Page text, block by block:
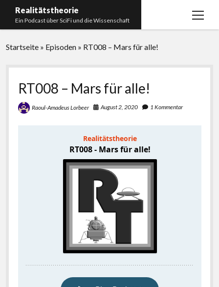
Realitätstheorie
Ein Podcast über SciFi und die Wissenschaft
Menü
Startseite
Impressum
Unser Podcastmanufaktur
Startseite » Episoden » RT008 – Mars für alle!
RT008 – Mars für alle!
Raoul-Amadeus Lorbeer August 2, 2020 1 Kommentar